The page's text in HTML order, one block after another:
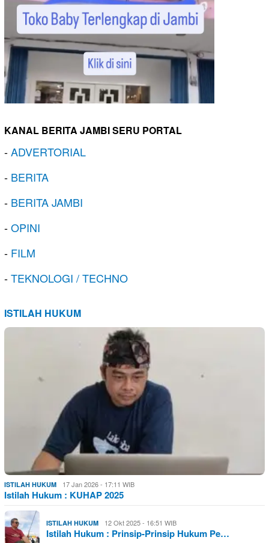
KANAL BERITA JAMBI SERU PORTAL
-ADVERTORIAL
- BERITA
- BERITA JAMBI
-OPINI
- FILM
-TEKNOLOGI / TECHNO
ISTILAH HUKUM
ISTILAH HUKUM 17 Jan 2026 - 17:11 WIB
Istilah Hukum : KUHAP 2025
ISTILAH HUKUM 12 Okt 2025 - 16:51 WIB
Istilah Hukum : Prinsip-Prinsip Hukum Pe…